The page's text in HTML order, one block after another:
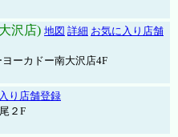
沢店) 地図 詳細 お気に入り店舗
ーカドー南大沢店4F
り店舗登録
２F